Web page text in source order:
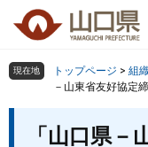
の
頭
ー
飛
組織で探す
現在地 トップページ > 組
－山東省友好協定
「山口県－